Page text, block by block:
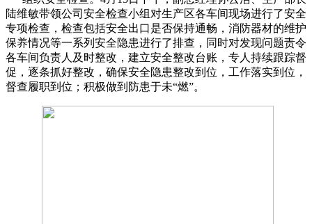
陆维敏带领公司安全检查小组对生产区各车间现场进行了安全
专项检查，检查包括安全出口是否保持通畅，消防器材的维护
保养情况等一系列安全隐患进行了排查，同时对发现问题责令
各车间负责人及时整改，建立安全整改台账，专人持续跟踪督
促，逐条抓好整改，确保安全隐患整改到位，工作落实到位，
督查履职到位；积极做到防患于未“燃”。